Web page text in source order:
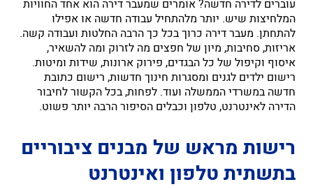
עוברים לדירה חדשה? אומרים שמעבר דירה הוא אחד החוויות
המלחיצות שיש. יותר מלהתחיל עבודה חדשה או אפילו
להתחתן. מעבר דירה כרוך בכל כך הרבה החלטות ועבודה קשה.
אריזות, סחיבות, מיון של חפצים מה לזרוק ומה להשאיר,
איסוף וקיפול של כל הבגדים, פירוק ארונות, שידות ומיטות.
רישום ילדים לגנים ומסגרות חינוך חדשות, רישום כתובת
חדשה במשרדי הממשלה ועוד. לפחות, בכל הקשור לחיבור
הדירה לאינטרנט, טלפון וכבלים הסיפור הרבה יותר פשוט.
רישות מראש של מבנים ציבוריים
בתשתית טלפון ואינטרנט